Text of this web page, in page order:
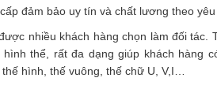
đảm bảo uy tín và chất lương theo yêu
nhiều khách hàng chọn làm đối tác.
thể, rất đa dạng giúp khách hàng
hình, thế vuông, thế chữ U, V,I…